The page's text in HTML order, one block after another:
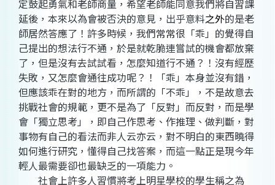
定鼓起勇氣和老師商量，希望老師能同意我們將自習課
延後，本來以為會被否決的意見，出乎意料之外的是老
師居然答應了！許多時候，我們常常很「乖」的覺得自
己提出的想法行不通，於是就乾脆連嘗試的機會都放棄
了，但是沒有去試試看，怎麼知道行不通？！沒有經歷
失敗，又怎麼會通往成功呢？！「乖」本身並沒有錯，
但應該乖在對的地方，而所謂的「不乖」，不是故意去
挑戰社會的規範，更不是為了「反對」而反對，而是學
會「獨立思考」，即自己作思考、作推理、做判斷，對
事物有自己的看法而非人云亦云，對不明白的東西曉得
如何進行研究，懂得自己找答案，而這一點正是現今年
輕人最需要卻也最缺乏的一項能力。
社會上許多人習慣將考上明星學校的學生稱之為